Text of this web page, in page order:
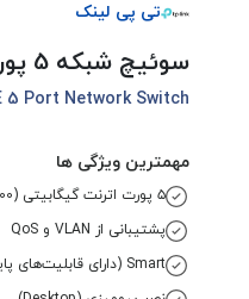
تی پی لینک
سوئیچ شبکه 5 پورت تی پی لینک مدل TL-SG105E
5 Port Network Switch
مهمترین ویژگی ها
۵ پورت اترنت گیگابیتی (10/100/1000 Mbps)
پشتیبانی از VLAN و QoS
Smart (دارای قابلیت‌های پایه مدیریتی)